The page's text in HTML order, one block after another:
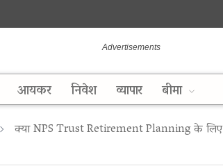
आयकर निवेश व्यापार बीमा
क्या NPS Trust Retirement Planning के लिए